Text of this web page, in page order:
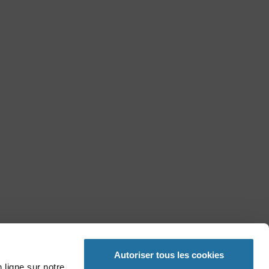
Autoriser tous les cookies